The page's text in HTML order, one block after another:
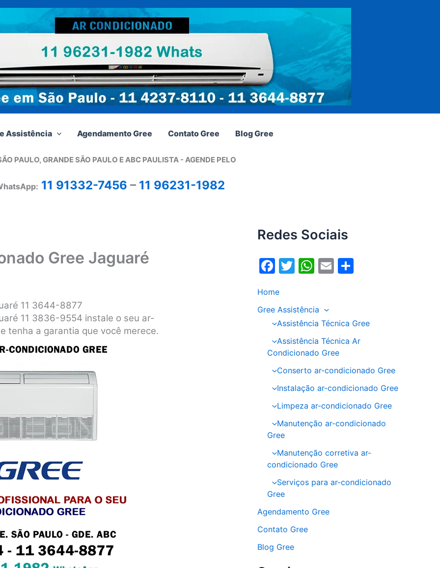
Assistência Agendamento Gree Contato Gree Blog Gree
PAULO, GRANDE SÃO PAULO E ABC PAULISTA - AGENDE PELO
11 91332-7456 – 11 96231-1982
Gree Jaguaré
11 3644-8877
11 3836-9554 instale o seu ar-
tenha a garantia que você merece.
Redes Sociais
F
c
e
b
o
o
k
T
er
W
s
A
p
p
E
Home
Gree Assistência
Assistência Técnica Gree
Assistência Técnica Ar
Condicionado Gree
Conserto ar-condicionado Gree
Instalação ar-condicionado Gree
Limpeza ar-condicionado Gree
Manutenção ar-condicionado
Gree
Manutenção corretiva ar-
condicionado Gree
Serviços para ar-condicionado
Gree
Agendamento Gree
Contato Gree
Blog Gree